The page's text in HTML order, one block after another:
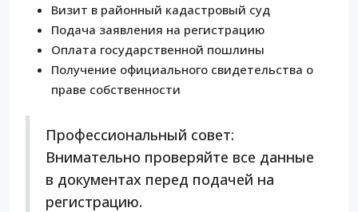
Визит в районный кадастровый суд
Подача заявления на регистрацию
Оплата государственной пошлины
Получение официального свидетельства о
праве собственности
Профессиональный совет:
Внимательно проверяйте все данные
в документах перед подачей на
регистрацию.